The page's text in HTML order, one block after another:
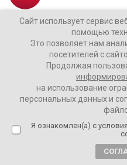
По данным Минобороны,
перехвачены и
32 БПЛА – над
13 – над территорией
6 – над акваторией
5 – над территорией
по два – над
регионом,
один – над
Сайт использует сервис
помощью
Это позволяет нам
посетителей с
Продолжая
на использование
персональных данных и
Я ознакомлен(а) с